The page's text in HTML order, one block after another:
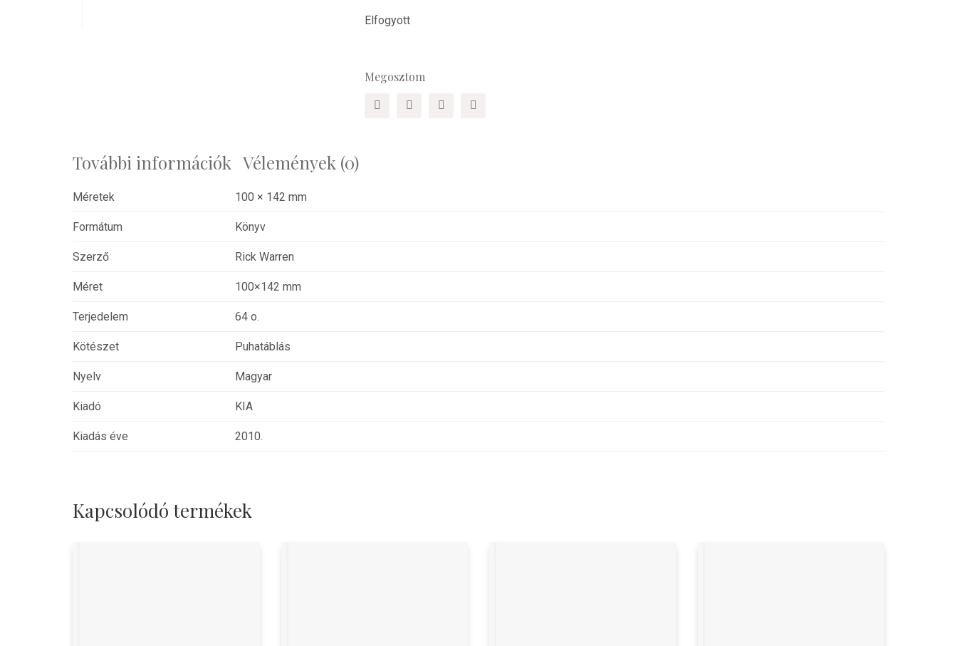
Elfogyott
Megosztom
További információk Vélemények (0)
Méretek 100 × 142 mm
Formátum Könyv
Szerző Rick Warren
Méret 100×142 mm
Terjedelem 64 o.
Kötészet Puhatáblás
Nyelv Magyar
Kiadó KIA
Kiadás éve 2010.
Kapcsolódó termékek